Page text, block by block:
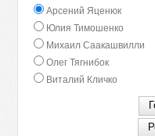
Арсений Яценюк
Юлия Тимошенко
Михаил Саакашвилли
Олег Тягнибок
Виталий Кличко